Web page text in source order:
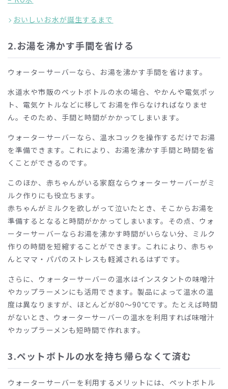
おいしいお水が誕生するまで
2.お湯を沸かす手間を省ける
ウォーターサーバーなら、お湯を沸かす手間を省けます。
水道水や市販のペットボトルの水の場合、やかんや電気ポッ
ト、電気ケトルなどに移してお湯を作らなければなりませ
ん。そのため、手間と時間がかかってしまいます。
ウォーターサーバーなら、温水コックを操作するだけでお湯
を準備できます。これにより、お湯を沸かす手間と時間を省
くことができるのです。
このほか、赤ちゃんがいる家庭ならウォーターサーバーがミ
ルク作りにも役立ちます。
赤ちゃんがミルクを欲しがって泣いたとき、そこからお湯を
準備するとなると時間がかかってしまいます。その点、ウォ
ーターサーバーならお湯を沸かす時間がいらない分、ミルク
作りの時間を短縮することができます。これにより、赤ちゃ
んとママ・パパのストレスも軽減されるはずです。
さらに、ウォーターサーバーの温水はインスタントの味噌汁
やカップラーメンにも活用できます。製品によって温水の温
度は異なりますが、ほとんどが80〜90℃です。たとえば時間
がないとき、ウォーターサーバーの温水を利用すれば味噌汁
やカップラーメンも短時間で作れます。
3.ペットボトルの水を持ち帰らなくて済む
ウォーターサーバーを利用するメリットには、ペットボトル